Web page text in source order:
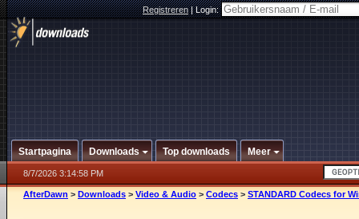
Registreren|Login:
Startpagina Downloads Top downloads Meer
8/7/2026 3:14:58 PM
AfterDawn > Downloads > Video & Audio > Codecs > STANDARD Codecs for